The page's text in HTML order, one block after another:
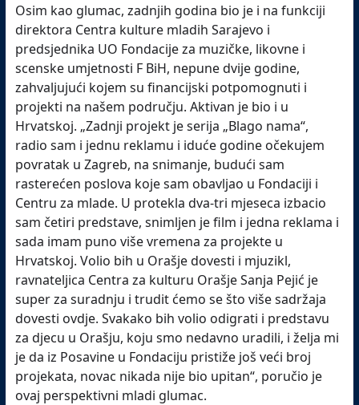
Osim kao glumac, zadnjih godina bio je i na funkciji
direktora Centra kulture mladih Sarajevo i
predsjednika UO Fondacije za muzičke, likovne i
scenske umjetnosti F BiH, nepune dvije godine,
zahvaljujući kojem su financijski potpomognuti i
projekti na našem području. Aktivan je bio i u
Hrvatskoj. „Zadnji projekt je serija „Blago nama“,
radio sam i jednu reklamu i iduće godine očekujem
povratak u Zagreb, na snimanje, budući sam
rasterećen poslova koje sam obavljao u Fondaciji i
Centru za mlade. U protekla dva-tri mjeseca izbacio
sam četiri predstave, snimljen je film i jedna reklama i
sada imam puno više vremena za projekte u
Hrvatskoj. Volio bih u Orašje dovesti i mjuzikl,
ravnateljica Centra za kulturu Orašje Sanja Pejić je
super za suradnju i trudit ćemo se što više sadržaja
dovesti ovdje. Svakako bih volio odigrati i predstavu
za djecu u Orašju, koju smo nedavno uradili, i želja mi
je da iz Posavine u Fondaciju pristiže još veći broj
projekata, novac nikada nije bio upitan“, poručio je
ovaj perspektivni mladi glumac.